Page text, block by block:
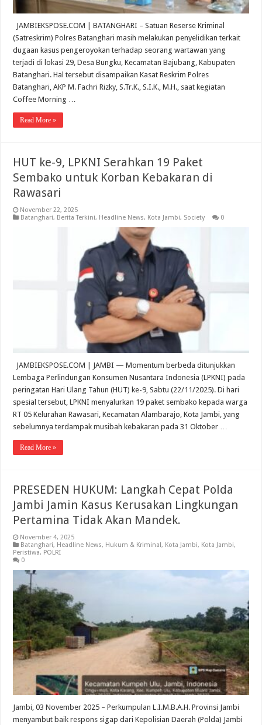
JAMBIEKSPOSE.COM | BATANGHARI – Satuan Reserse Kriminal
(Satreskrim) Polres Batanghari masih melakukan penyelidikan terkait
dugaan kasus pengeroyokan terhadap seorang wartawan yang
terjadi di lokasi 29, Desa Bungku, Kecamatan Bajubang, Kabupaten
Batanghari. Hal tersebut disampaikan Kasat Reskrim Polres
Batanghari, AKP M. Fachri Rizky, S.Tr.K., S.I.K., M.H., saat kegiatan
Coffee Morning …
Read More »
HUT ke-9, LPKNI Serahkan 19 Paket
Sembako untuk Korban Kebakaran di
Rawasari
November 22, 2025
Batanghari, Berita Terkini, Headline News, Kota Jambi, Society 0
JAMBIEKSPOSE.COM | JAMBI — Momentum berbeda ditunjukkan
Lembaga Perlindungan Konsumen Nusantara Indonesia (LPKNI) pada
peringatan Hari Ulang Tahun (HUT) ke-9, Sabtu (22/11/2025). Di hari
spesial tersebut, LPKNI menyalurkan 19 paket sembako kepada warga
RT 05 Kelurahan Rawasari, Kecamatan Alambarajo, Kota Jambi, yang
sebelumnya terdampak musibah kebakaran pada 31 Oktober …
Read More »
PRESEDEN HUKUM: Langkah Cepat Polda
Jambi Jamin Kasus Kerusakan Lingkungan
Pertamina Tidak Akan Mandek.
November 4, 2025
Batanghari, Headline News, Hukum & Kriminal, Kota Jambi, Kota Jambi,
Peristiwa, POLRI
0
Jambi, 03 November 2025 – Perkumpulan L.I.M.B.A.H. Provinsi Jambi
menyambut baik respons sigap dari Kepolisian Daerah (Polda) Jambi